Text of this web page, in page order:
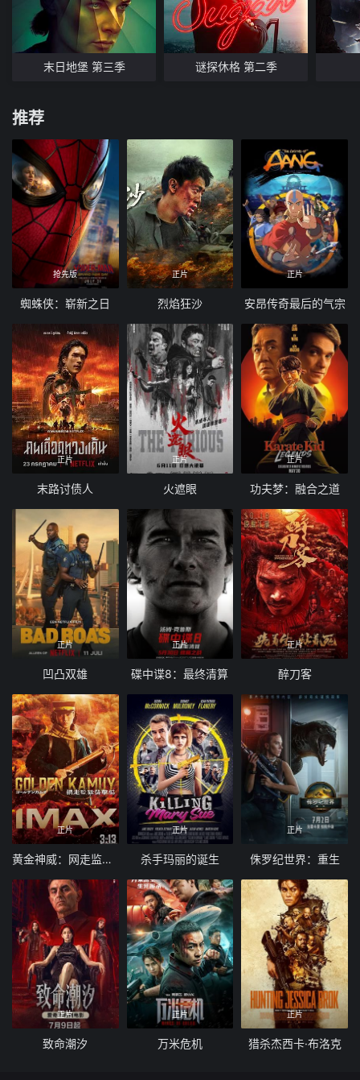
末日地堡 第三季 谜探休格 第二季
推荐
抢先版
蜘蛛侠：崭新之日
正片
烈焰狂沙
正片
安昂传奇最后的气宗
正片
末路讨债人
正片
火遮眼
正片
功夫梦：融合之道
正片
凹凸双雄
正片
碟中谍8：最终清算
正片
醉刀客
正片
黄金神威：网走监狱袭击篇
正片
杀手玛丽的诞生
正片
侏罗纪世界：重生
正片
致命潮汐
正片
万米危机
正片
猎杀杰西卡·布洛克